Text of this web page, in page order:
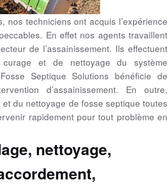
techniciens ont acquis l’expérience
En effet nos agents travaillent
de l’assainissement. Ils effectuent
et de nettoyage du système
Septique Solutions bénéficie de
d’assainissement. En outre,
du nettoyage de fosse septique toutes
rapidement pour tout problème en
nettoyage,